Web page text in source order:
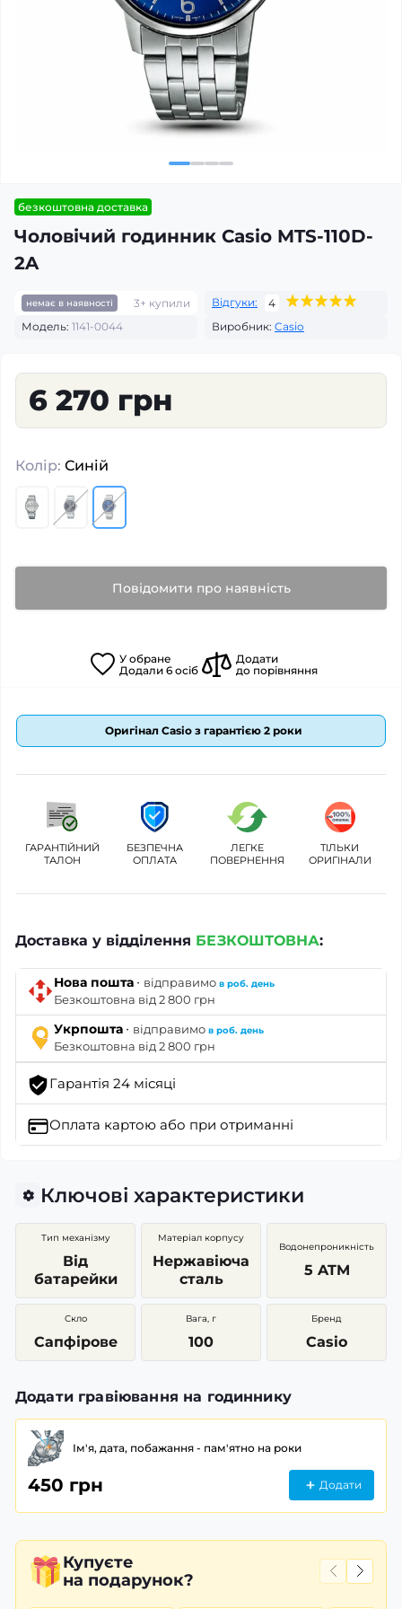
безкоштовна доставка
Чоловічий годинник Casio MTS-110D-
2A
немає в наявності 3+ купили Відгуки:
4
Модель: 1141-0044 Виробник: Casio
6 270 грн
Колір: Синій
Повідомити про наявність
У обране
Додали 6осіб
Додати
до порівняння
Оригінал Casio з гарантією 2 роки
ГАРАНТІЙНИЙ
ТАЛОН
БЕЗПЕЧНА
ОПЛАТА
ЛЕГКЕ
ПОВЕРНЕННЯ
ТІЛЬКИ
ОРИГІНАЛИ
Доставка у відділення БЕЗКОШТОВНА:
Нова пошта · відправимо в роб. день
Безкоштовна від 2 800 грн
Укрпошта · відправимо в роб. день
Безкоштовна від 2 800 грн
Гарантія 24 місяці
Оплата картою або при отриманні
Ключові характеристики
Тип механізму
Від
батарейки
Матеріал корпусу
Нержавіюча
сталь
Водонепроникність
5 ATM
Скло
Сапфірове
Вага, г
100
Бренд
Casio
Додати гравіювання на годиннику
Ім'я, дата, побажання - пам'ятно на роки
450 грн Додати
Купуєте
на подарунок?